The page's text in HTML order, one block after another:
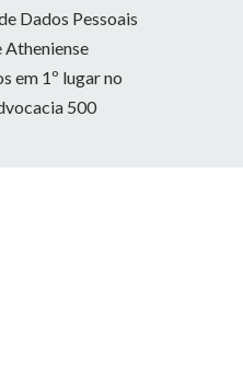
Dados Pessoais
em 1º lugar no
500